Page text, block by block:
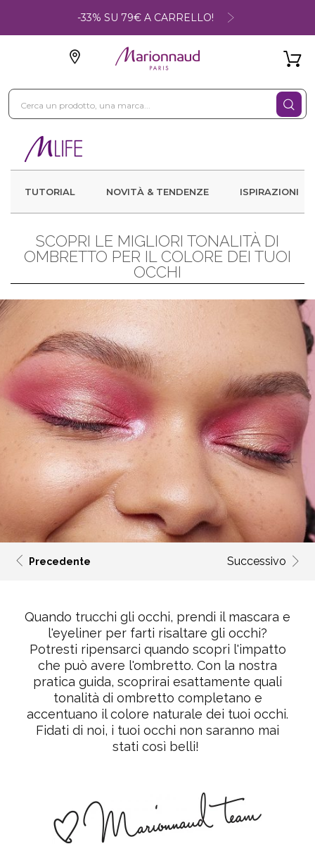
-33% SU 79€ A CARRELLO!
TUTORIAL NOVITÀ & TENDENZE ISPIRAZIONI
SCOPRI LE MIGLIORI TONALITÀ DI
OMBRETTO PER IL COLORE DEI TUOI
OCCHI
Precedente Successivo
Quando trucchi gli occhi, prendi il mascara e
l'eyeliner per farti risaltare gli occhi?
Potresti ripensarci quando scopri l'impatto
che può avere l'ombretto. Con la nostra
pratica guida, scoprirai esattamente quali
tonalità di ombretto completano e
accentuano il colore naturale dei tuoi occhi.
Fidati di noi, i tuoi occhi non saranno mai
stati così belli!